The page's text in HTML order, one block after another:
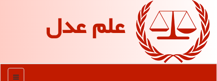
علم عدل
منو